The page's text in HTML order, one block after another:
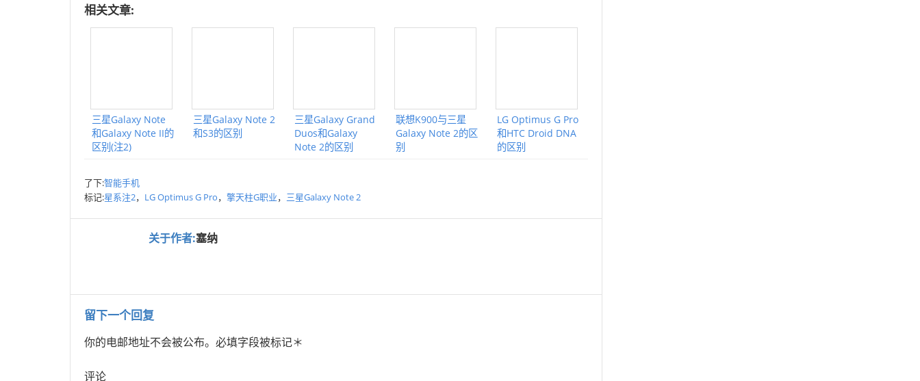
相关文章:
三星Galaxy Note
和Galaxy Note II的
区别(注2)
三星Galaxy Note 2
和S3的区别
三星Galaxy Grand
Duos和Galaxy
Note 2的区别
联想K900与三星
Galaxy Note 2的区
别
LG Optimus G Pro
和HTC Droid DNA
的区别
了下:智能手机
标记:星系注2， LG Optimus G Pro， 擎天柱G职业， 三星Galaxy Note 2
关于作者:塞纳
留下一个回复
你的电邮地址不会被公布。 必填字段被标记＊
评论